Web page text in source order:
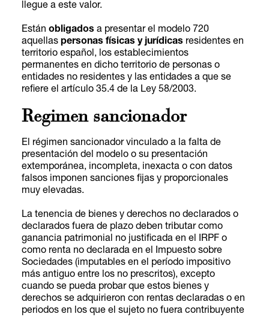
llegue a este valor.
Estánobligados a presentar el modelo 720
aquellaspersonas físicas y jurídicas residentes en
territorio español, los establecimientos
permanentes en dicho territorio de personas o
entidades no residentes y las entidades a que se
refiere el artículo 35.4 de la Ley 58/2003.
Regimen sancionador
El régimen sancionador vinculado a la falta de
presentación del modelo o su presentación
extemporánea, incompleta, inexacta o con datos
falsos imponen sanciones fijas y proporcionales
muy elevadas.
La tenencia de bienes y derechos no declarados o
declarados fuera de plazo deben tributar como
ganancia patrimonial no justificada en el IRPF o
como renta no declarada en el Impuesto sobre
Sociedades (imputables en el período impositivo
más antiguo entre los no prescritos), excepto
cuando se pueda probar que estos bienes y
derechos se adquirieron con rentas declaradas o en
periodos en los que el sujeto no fuera contribuyente